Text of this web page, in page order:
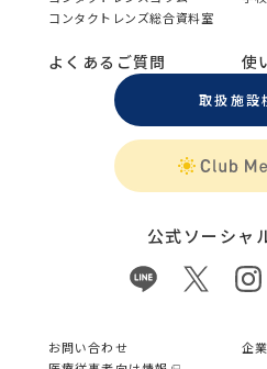
コンタクトレンズ総合資料室
よくあるご質問 使
取扱施設
公式ソーシャ
お問い合わせ
企